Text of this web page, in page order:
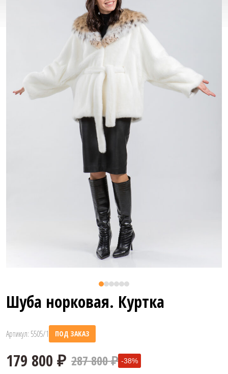
Шуба норковая. Куртка
Артикул: 5505/1 ПОД ЗАКАЗ
287 800 ₽ -38%